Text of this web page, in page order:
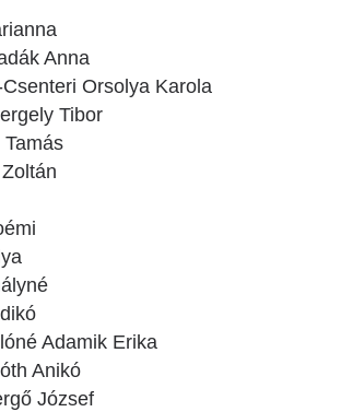
Anna
Orsolya Karola
Tibor
Tamás
Adamik Erika
Anikó
József